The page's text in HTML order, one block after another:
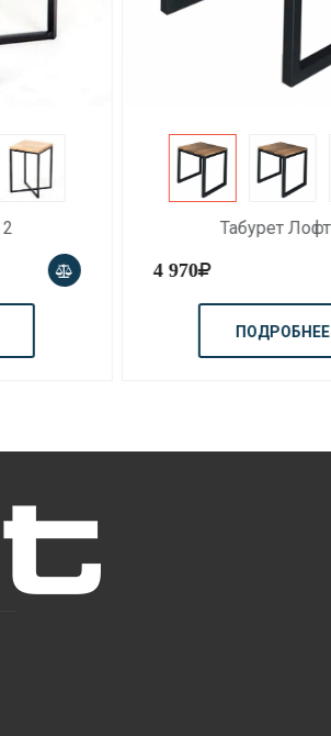
Табурет Лофт 3
4 970
ПОДРОБНЕЕ